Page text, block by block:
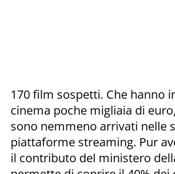
170 film sospetti. Che hanno
cinema poche migliaia di
sono nemmeno arrivati nelle
piattaforme streaming. Pur
il contributo del ministero